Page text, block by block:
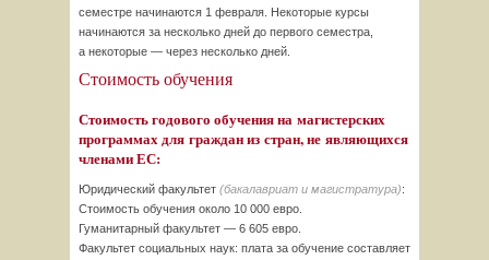
семестре начинаются 1 февраля. Некоторые курсы
начинаются за несколько дней до первого семестра,
а некоторые — через несколько дней.
Стоимость обучения
Стоимость годового обучения на магистерских
программах для граждан из стран, не являющихся
членами ЕС:
Юридический факультет (бакалавриат и магистратура):
Стоимость обучения около 10 000 евро.
Гуманитарный факультет — 6 605 евро.
Факультет социальных наук: плата за обучение составляет